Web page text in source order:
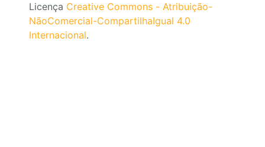
Licença Creative Commons - Atribuição-
NãoComercial-CompartilhaIgual 4.0
Internacional.